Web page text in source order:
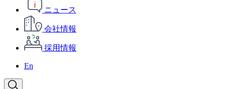
ニュース
会社情報
採用情報
En